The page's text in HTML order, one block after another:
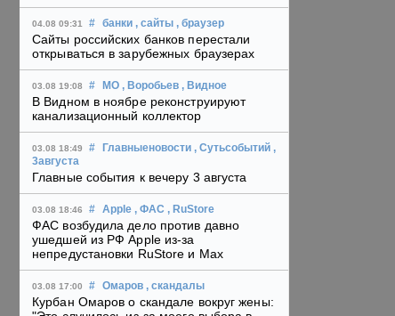
04.08 09:31 # банки , сайты , браузер
Сайты российских банков перестали
открываться в зарубежных браузерах
03.08 19:08 # МО , Воробьев , Видное
В Видном в ноябре реконструируют
канализационный коллектор
03.08 18:49 # Главныеновости , Сутьсобытий ,
3августа
Главные события к вечеру 3 августа
03.08 18:46 # Apple , ФАС , RuStore
ФАС возбудила дело против давно
ушедшей из РФ Apple из-за
непредустановки RuStore и Max
03.08 17:00 # Омаров , скандалы
Курбан Омаров о скандале вокруг жены: